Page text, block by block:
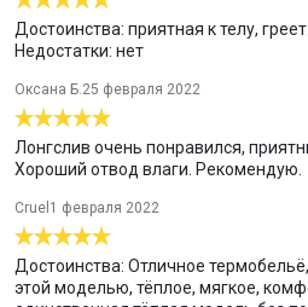
Достоинства: приятная к телу,
Недостатки: нет
Оксана Б.25 февраля 2022
Лонгслив очень понравился,
Хороший отвод влаги. Рекомендую.
Cruel 1 февраля 2022
Достоинства: Отличное
этой моделью, тёплое, мягкое,